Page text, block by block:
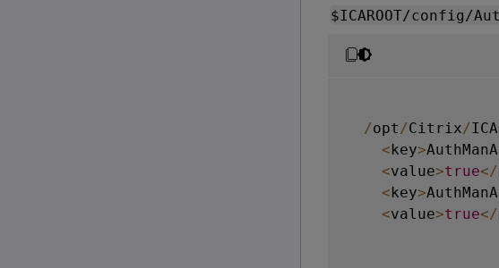
$ICAROOT/config/
/opt /Citrix/
<key>
<value>true</
<key>
<value>true</